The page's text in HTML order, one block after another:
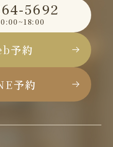
5692
予約
予約